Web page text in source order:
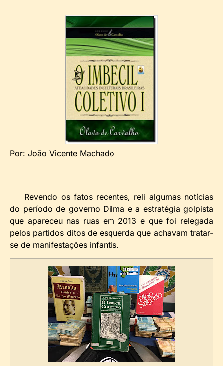
Por: João Vicente Machado
Revendo os fatos recentes, reli algumas notícias
do período de governo Dilma e a estratégia golpista
que apareceu nas ruas em 2013 e que foi relegada
pelos partidos ditos de esquerda que achavam tratar-
se de manifestações infantis.